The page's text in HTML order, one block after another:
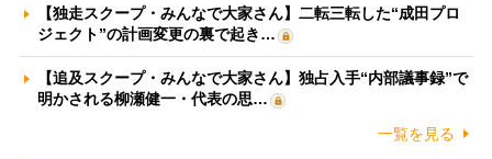
【独走スクープ・みんなで大家さん】二転三転した“成田プロ
ジェクト”の計画変更の裏で起き…
【追及スクープ・みんなで大家さん】独占入手“内部議事録”で
明かされる柳瀬健一・代表の思…
一覧を見る